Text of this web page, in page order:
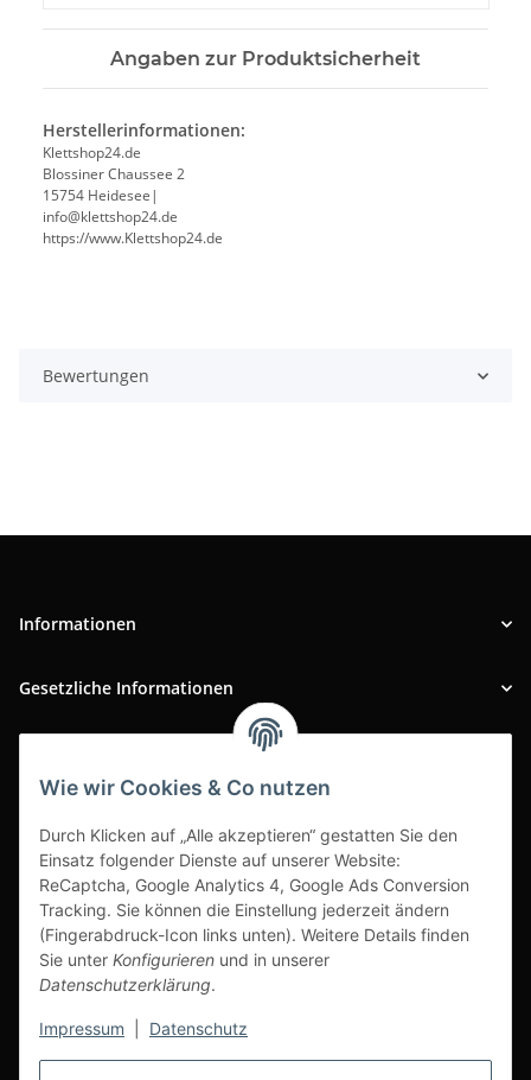
Wie wir Cookies & Co nutzen
Durch Klicken auf „Alle akzeptieren“ gestatten Sie den
Einsatz folgender Dienste auf unserer Website:
ReCaptcha, Google Analytics 4, Google Ads Conversion
Tracking. Sie können die Einstellung jederzeit ändern
(Fingerabdruck-Icon links unten). Weitere Details finden
Sie unter Konfigurieren und in unserer
Datenschutzerklärung.
Impressum Datenschutz
Angaben zur Produktsicherheit
Herstellerinformationen:
Klettshop24.de
Blossiner Chaussee 2
15754 Heidesee|
info@klettshop24.de
https://www.Klettshop24.de
Bewertungen
Informationen
Gesetzliche Informationen